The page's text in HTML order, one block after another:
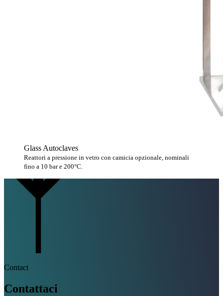
Glass Autoclaves
Reattori a pressione in vetro con camicia opzionale, nominali
fino a 10 bar e 200°C.
Contact
Contattaci